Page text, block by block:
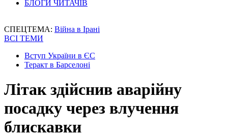
БЛОГИ ЧИТАЧІВ
СПЕЦТЕМА: Війна в Ірані
ВСІ ТЕМИ
Вступ України в ЄС
Теракт в Барселоні
Літак здійснив аварійну
посадку через влучення
блискавки